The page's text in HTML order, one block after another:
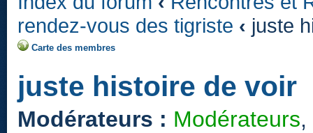
rendez-vous des tigriste ‹ juste
Carte des membres
juste histoire de voir
Modérateurs : Modérateurs,